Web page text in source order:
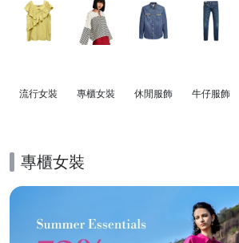
流行女裝 專櫃女裝 休閒服飾 牛仔服飾
專櫃女裝